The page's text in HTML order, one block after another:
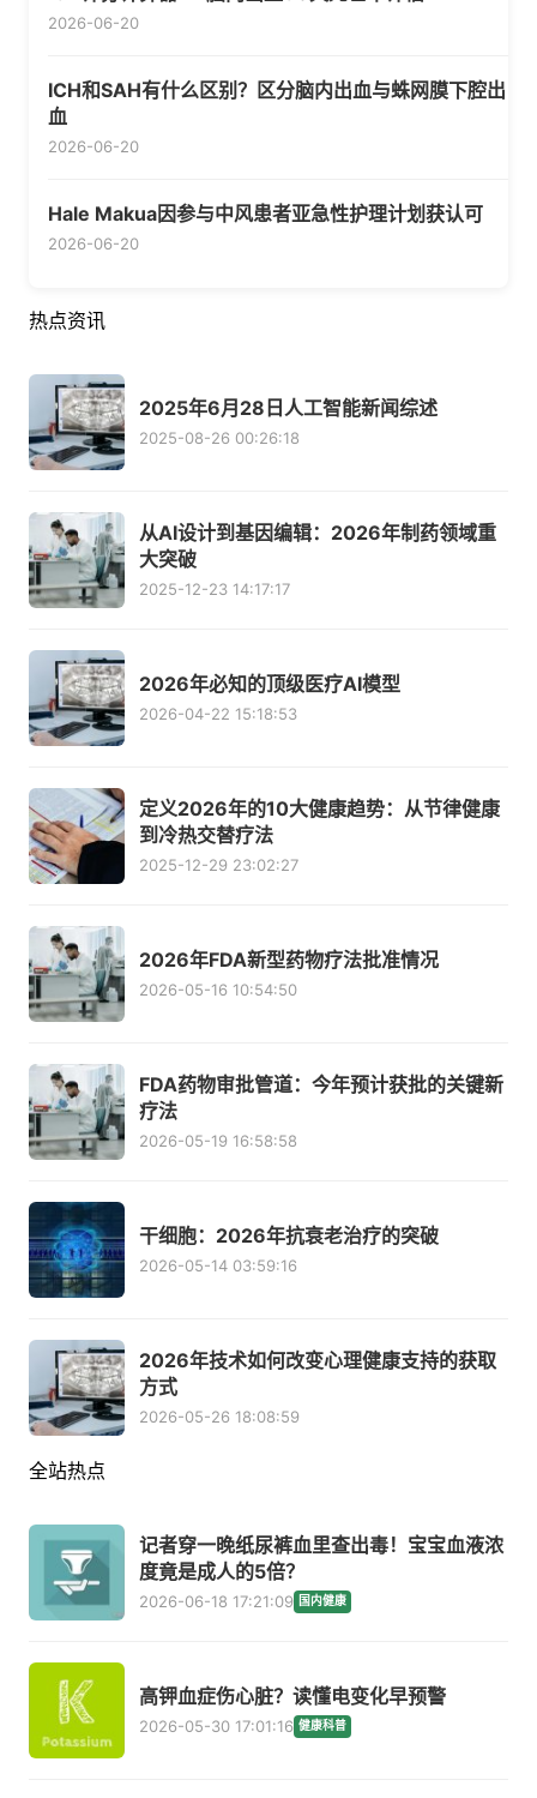
2026-06-20
ICH和SAH有什么区别？区分脑内出血与蛛网膜下腔出
血
2026-06-20
Hale Makua因参与中风患者亚急性护理计划获认可
2026-06-20
热点资讯
2025年6月28日人工智能新闻综述
2025-08-26 00:26:18
从AI设计到基因编辑：2026年制药领域重
大突破
2025-12-23 14:17:17
2026年必知的顶级医疗AI模型
2026-04-22 15:18:53
定义2026年的10大健康趋势：从节律健康
到冷热交替疗法
2025-12-29 23:02:27
2026年FDA新型药物疗法批准情况
2026-05-16 10:54:50
FDA药物审批管道：今年预计获批的关键新
疗法
2026-05-19 16:58:58
干细胞：2026年抗衰老治疗的突破
2026-05-14 03:59:16
2026年技术如何改变心理健康支持的获取
方式
2026-05-26 18:08:59
全站热点
记者穿一晚纸尿裤血里查出毒！宝宝血液浓
度竟是成人的5倍？
2026-06-18 17:21:09 国内健康
高钾血症伤心脏？读懂电变化早预警
2026-05-30 17:01:16 健康科普